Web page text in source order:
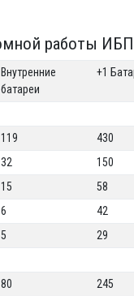
работы ИБП
Внутренние
батареи
+1
119 430
32 150
15 58
6 42
5 29
80 245